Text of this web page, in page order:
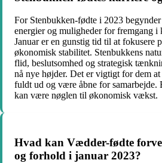
For Stenbukken-fødte i 2023
energier og muligheder for fremgang i
Januar er en gunstig tid til at fokusere
økonomisk stabilitet. Stenbukkens
flid, beslutsomhed og strategisk
nå nye højder. Det er vigtigt for dem
fuldt ud og være åbne for
kan være nøglen til økonomisk vækst.
Hvad kan Vædder-fødte
og forhold i januar 2023?